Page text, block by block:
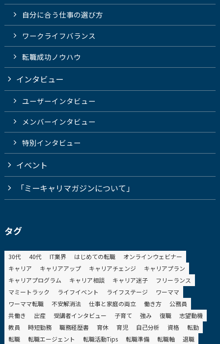
自分に合う仕事の選び方
ワークライフバランス
転職成功ノウハウ
インタビュー
ユーザーインタビュー
メンバーインタビュー
特別インタビュー
イベント
「ミーキャリマガジンについて」
タグ
30代 40代 IT業界 はじめての転職
オンラインウェビナー
キャリア
キャリアアップ キャリアチェンジ
キャリアプラン
キャリアプログラム
キャリア相談 キャリア迷子
フリーランス
マミートラック
ライフイベント ライフステージ
ワーママ
ワーママ転職
不安解消法 仕事と家庭の両立 働き方
公務員
共働き
出産 受講者インタビュー 子育て 強み 復職
志望動機
教員
時短勤務 職務経歴書 育休 育児 自己分析 資格
転勤
転職
転職エージェント 転職活動Tips 転職準備 転職軸 退職